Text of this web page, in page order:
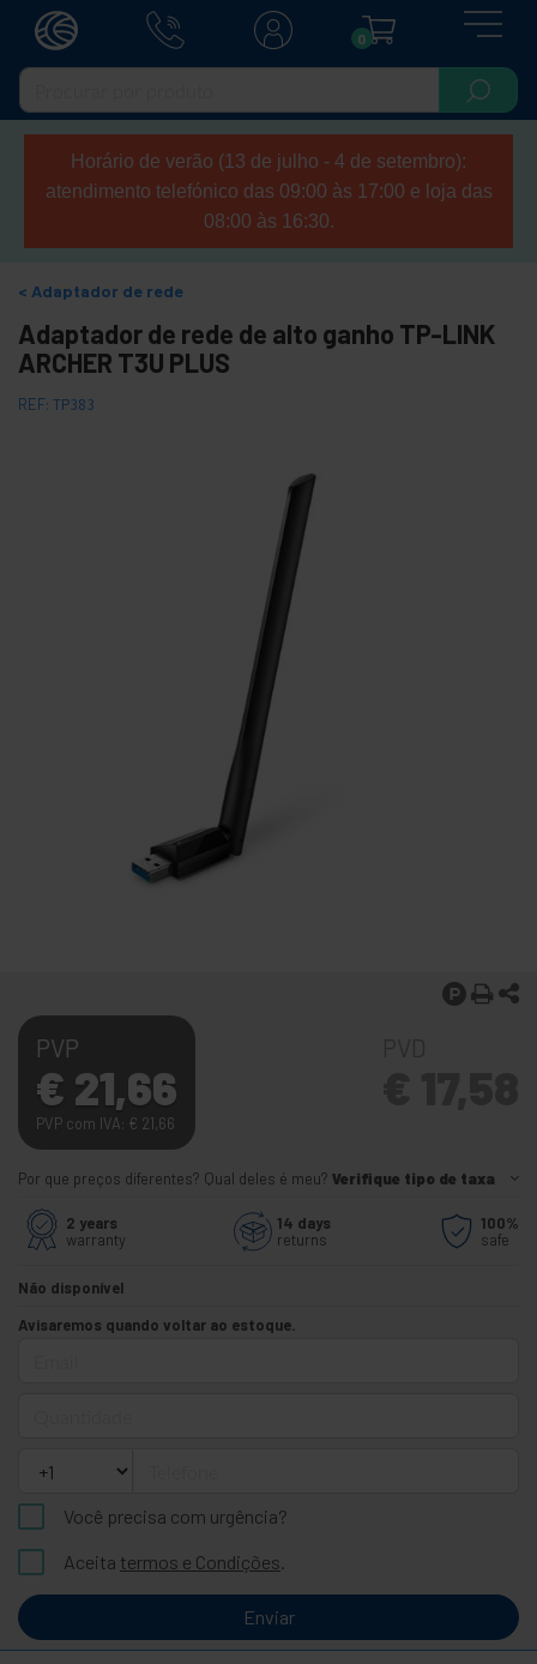
0
Horário de verão (13 de julho - 4 de setembro):
atendimento telefónico das 09:00 às 17:00 e loja das
08:00 às 16:30.
Adaptador de rede
Adaptador de rede de alto ganho TP-LINK
ARCHER T3U PLUS
REF: TP383
PVP
€ 21,66
PVP com IVA: € 21,66
Por que preços diferentes? Qual deles é meu? Verifique tipo de taxa
2 years
warranty
14 days
returns
100%
safe
Não disponível
Avisaremos quando voltar ao estoque.
Você precisa com urgência?
Aceita termos e Condições.
Enviar